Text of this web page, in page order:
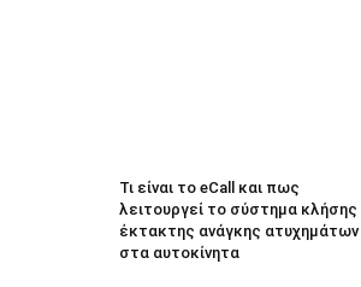
Τι είναι το eCall και πως
λειτουργεί το σύστημα κλήσης
έκτακτης ανάγκης ατυχημάτων
στα αυτοκίνητα